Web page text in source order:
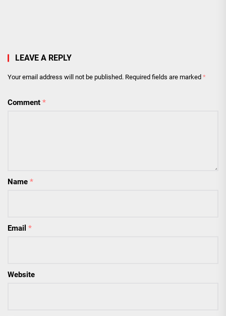
LEAVE A REPLY
Your email address will not be published. Required fields are marked *
Comment *
Name *
Email *
Website